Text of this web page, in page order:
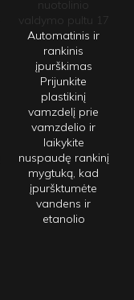
Automatinis ir
rankinis
įpurškimas
Prijunkite
plastikinį
vamzdelį prie
vamzdelio ir
laikykite
nuspaudę rankinį
mygtuką, kad
įpuršktumėte
vandens ir
etanolio